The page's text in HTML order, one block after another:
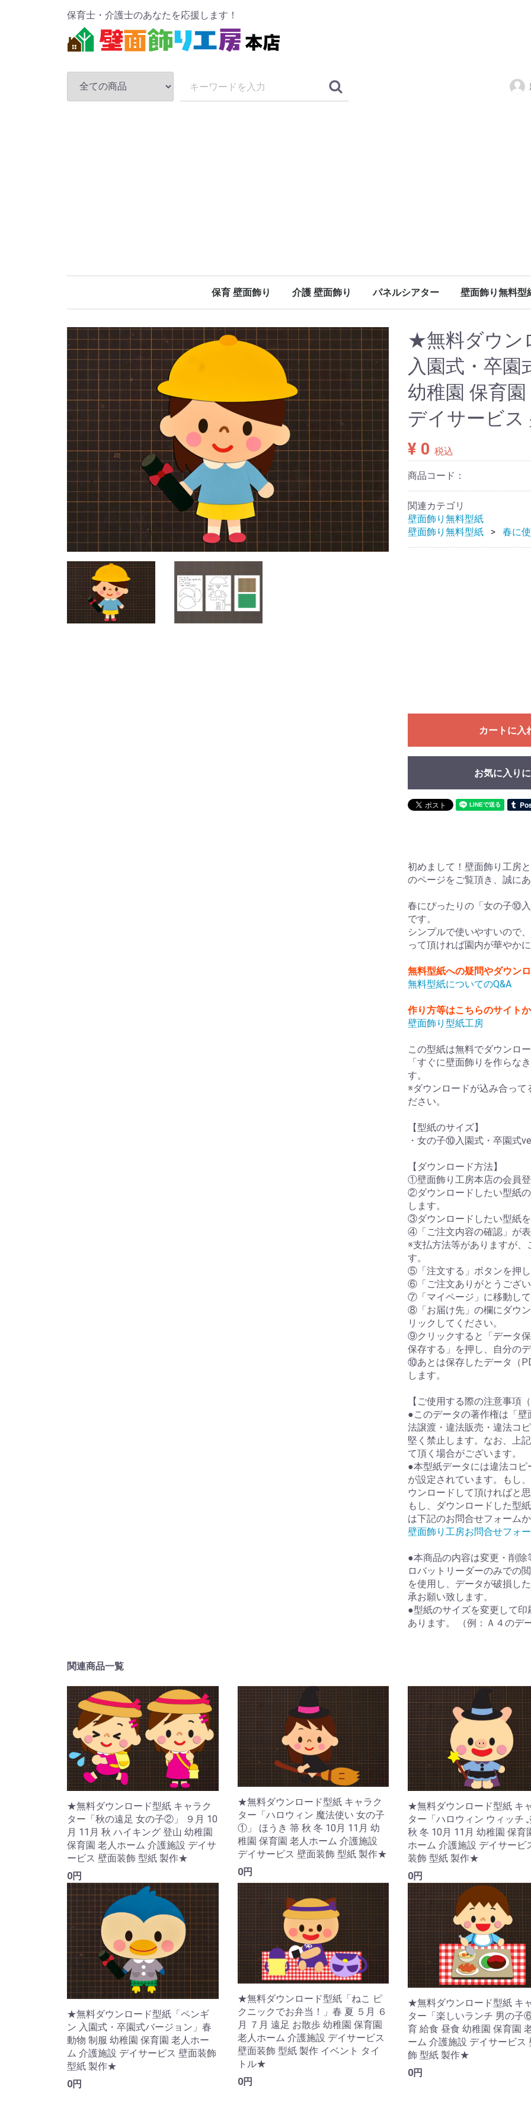
保育士・介護士のあなたを応援します！
保育 壁面飾り 介護 壁面飾り パネルシアター 壁面飾り無料型
★無料ダウン
入園式・卒園
幼稚園 保育
デイサービ
¥ 0 税込
商品コード：
関連カテゴリ
壁面飾り無料型紙
壁面飾り無料型紙
春に
カートに入
お気に入り
初めまして！壁面飾り工房
のページをご覧頂き、誠に
春にぴったりの「女の子⑩
です。
シンプルで使いやすいので
って頂ければ園内が華やか
無料型紙への疑問やダウン
無料型紙についてのQ&A
作り方等はこちらのサイト
壁面飾り型紙工房
この型紙は無料でダウンロ
「すぐに壁面飾りを作らな
す。
※ダウンロードが込み合って
ださい。
【型紙のサイズ】
・女の子⑩入園式・卒園式
【ダウンロード方法】
①壁面飾り工房本店の会員登
②ダウンロードしたい型紙
します。
③ダウンロードしたい型紙を
④「ご注文内容の確認」が表
※支払方法等がありますが
す。
⑤「注文する」ボタンを押し
⑥「ご注文ありがとうござい
⑦「マイページ」に移動して
⑧「お届け先」の欄にダウ
リックしてください。
⑨クリックすると「データ
保存する」を押し、自分の
⑩あとは保存したデータ（
します。
【ご使用する際の注意事項
●このデータの著作権は「
法譲渡・違法販売・違法コ
堅く禁止します。なお、上
て頂く場合がございます。
●本型紙データには違法コピ
が設定されています。もし
ウンロードして頂ければと思
もし、ダウンロードした型
は下記のお問合せフォーム
壁面飾り工房お問合せフォ
●本商品の内容は変更・削
ロバットリーダーのみでの
を使用し、データが破損し
承お願い致します。
●型紙のサイズを変更して
あります。 （例：Ａ４のデ
関連商品一覧
★無料ダウンロード型紙 キャラク
ター「秋の遠足 女の子②」 ９月 10
月 11月 秋 ハイキング 登山 幼稚園
保育園 老人ホーム 介護施設 デイサ
ービス 壁面装飾 型紙 製作★
0円
★無料ダウンロード型紙 キャラク
ター「ハロウィン 魔法使い 女の子
①」 ほうき 箒 秋 冬 10月 11月 幼
稚園 保育園 老人ホーム 介護施設
デイサービス 壁面装飾 型紙 製作★
0円
★無料ダウンロード型紙 キ
ター「ハロウィン ウィッチ
秋 冬 10月 11月 幼稚園 保育
ホーム 介護施設 デイサービ
装飾 型紙 製作★
0円
★無料ダウンロード型紙「ペンギ
ン 入園式・卒園式バージョン」春
動物 制服 幼稚園 保育園 老人ホー
ム 介護施設 デイサービス 壁面装飾
型紙 製作★
0円
★無料ダウンロード型紙「ねこ ピ
クニックでお弁当！」春 夏 ５月 ６
月 ７月 遠足 お散歩 幼稚園 保育園
老人ホーム 介護施設 デイサービス
壁面装飾 型紙 製作 イベント タイ
トル★
0円
★無料ダウンロード型紙 キ
ター「楽しいランチ 男の子
育 給食 昼食 幼稚園 保育園
ーム 介護施設 デイサービス
飾 型紙 製作★
0円